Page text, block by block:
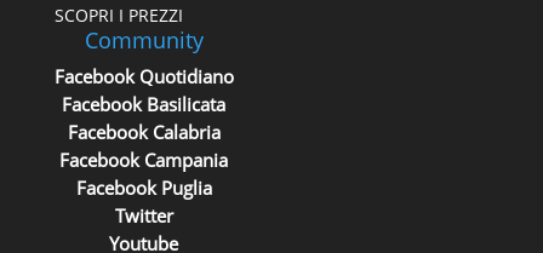
SCOPRI I PREZZI
Community
Facebook Quotidiano
Facebook Basilicata
Facebook Calabria
Facebook Campania
Facebook Puglia
Twitter
Youtube